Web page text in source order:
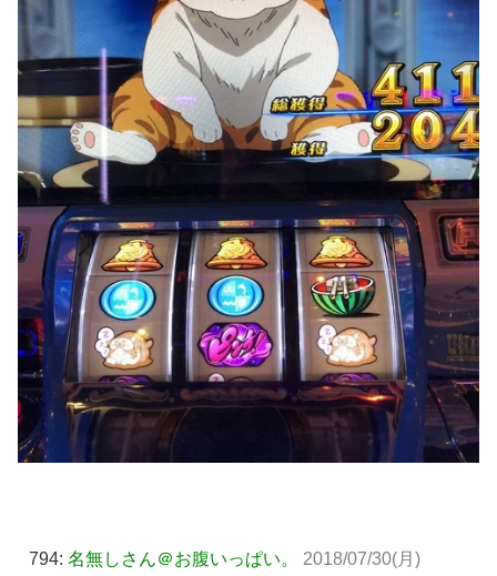
794: 名無しさん＠お腹いっぱい。
2018/07/30(月)